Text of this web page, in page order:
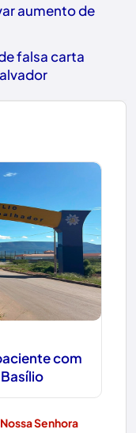
aumento de
falsa carta
com
Senhora